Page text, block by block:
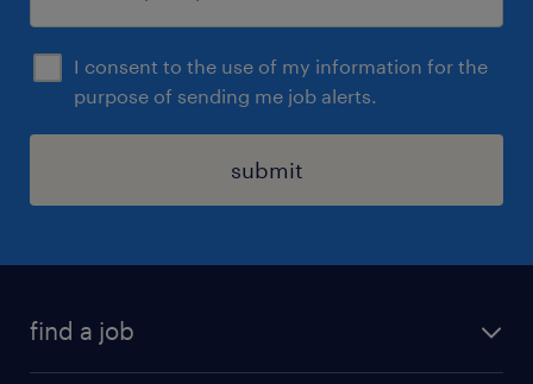
I consent to the use of my information for the
purpose of sending me job alerts.
submit
find a job